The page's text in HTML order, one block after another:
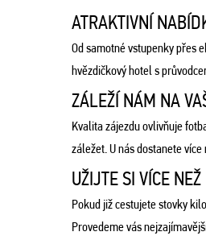
ATRAKTIVNÍ
Od samotné vstupenky přes
hvězdičkový hotel s
ZÁLEŽÍ NÁM NA
Kvalita zájezdu ovlivňuje
záležet. U nás dostanete
UŽIJTE SI VÍCE
Pokud již cestujete stovky
Provedeme vás